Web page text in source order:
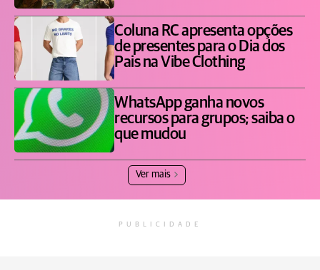
Coluna RC apresenta opções
de presentes para o Dia dos
Pais na Vibe Clothing
WhatsApp ganha novos
recursos para grupos; saiba o
que mudou
Ver mais
PUBLICIDADE